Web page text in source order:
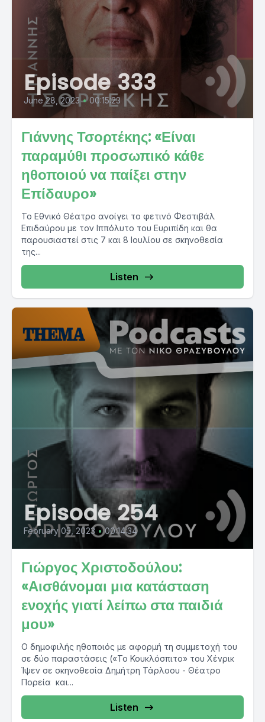
Episode 333
June 28, 2023 • 00:15:23
Γιάννης Τσορτέκης: «Είναι
παραμύθι προσωπικό κάθε
ηθοποιού να παίξει στην
Επίδαυρο»
Το Εθνικό Θέατρο ανοίγει το φετινό Φεστιβάλ
Επιδαύρου με τον Ιππόλυτο του Ευριπίδη και θα
παρουσιαστεί στις 7 και 8 Ιουλίου σε σκηνοθεσία
της...
Listen
Episode 254
February 05, 2023 • 00:14:34
Γιώργος Χριστοδούλου:
«Αισθάνομαι μια κατάσταση
ενοχής γιατί λείπω στα παιδιά
μου»
Ο δημοφιλής ηθοποιός με αφορμή τη συμμετοχή του
σε δύο παραστάσεις («Το Κουκλόσπιτο» του Χένρικ
Ίψεν σε σκηνοθεσία Δημήτρη Τάρλοου - Θέατρο
Πορεία και...
Listen